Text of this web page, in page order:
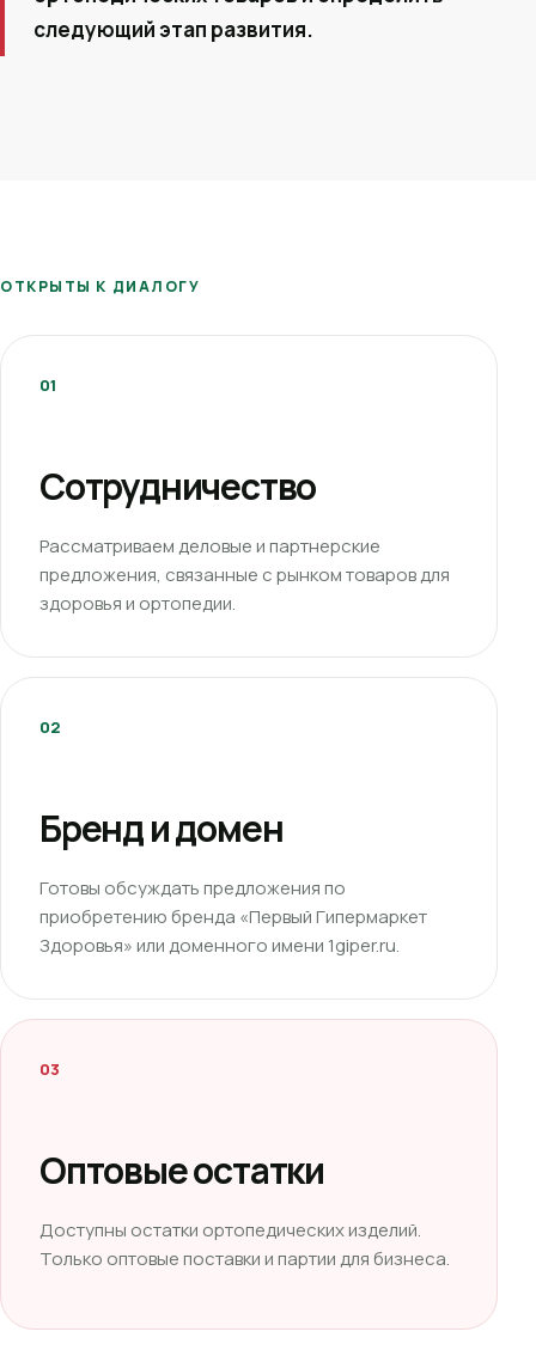
следующий этап развития.
ОТКРЫТЫ К ДИАЛОГУ
01
Сотрудничество
Рассматриваем деловые и партнерские
предложения, связанные с рынком товаров для
здоровья и ортопедии.
02
Бренд и домен
Готовы обсуждать предложения по
приобретению бренда «Первый Гипермаркет
Здоровья» или доменного имени 1giper.ru.
03
Оптовые остатки
Доступны остатки ортопедических изделий.
Только оптовые поставки и партии для бизнеса.